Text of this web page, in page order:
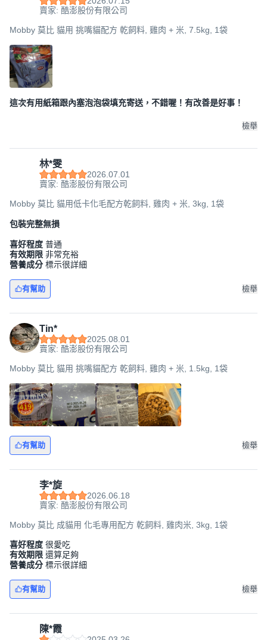
賣家: 酷澎股份有限公司
Mobby 莫比 貓用 挑嘴貓配方 乾飼料, 雞肉 + 米, 7.5kg, 1袋
這次有用紙箱跟內塞泡泡袋填充寄送，不錯喔！有改善是好事！
檢舉
林*雯
2026.07.01
賣家: 酷澎股份有限公司
Mobby 莫比 貓用低卡化毛配方乾飼料, 雞肉 + 米, 3kg, 1袋
包裝完整無損
喜好程度 普通
有效期限 非常充裕
營養成分 標示很詳細
有幫助 檢舉
Tin*
2025.08.01
賣家: 酷澎股份有限公司
Mobby 莫比 貓用 挑嘴貓配方 乾飼料, 雞肉 + 米, 1.5kg, 1袋
有幫助 檢舉
李*旋
2026.06.18
賣家: 酷澎股份有限公司
Mobby 莫比 成貓用 化毛專用配方 乾飼料, 雞肉米, 3kg, 1袋
喜好程度 很愛吃
有效期限 還算足夠
營養成分 標示很詳細
有幫助 檢舉
陳*霞